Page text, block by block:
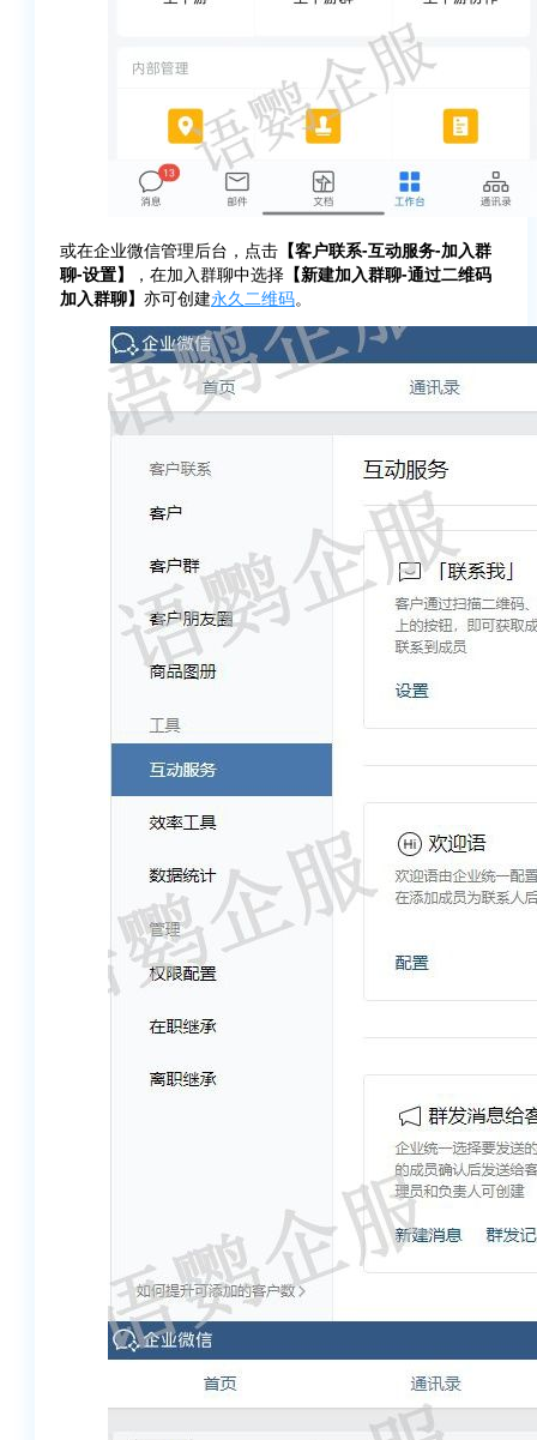
或在企业微信管理后台，点击 【客户联系-互动服务-加入群
聊-设置】
，在加入群聊中选择 【新建加入群聊-通过二维码
加入群聊】 亦可创建永久二维码。